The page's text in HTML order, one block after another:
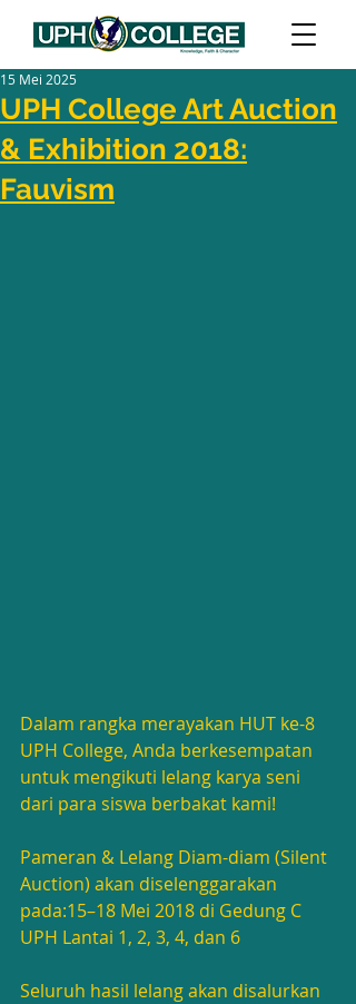
UPH College Art Auction
& Exhibition 2018:
Fauvism
15 Mei 2025
Dalam rangka merayakan HUT ke-8
UPH College, Anda berkesempatan
untuk mengikuti lelang karya seni
dari para siswa berbakat kami!
Pameran & Lelang Diam-diam (Silent
Auction) akan diselenggarakan
pada:15–18 Mei 2018 di Gedung C
UPH Lantai 1, 2, 3, 4, dan 6
Seluruh hasil lelang akan disalurkan